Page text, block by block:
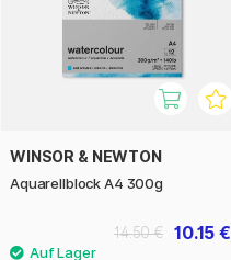
WINSOR & NEWTON
Aquarellblock A4 300g
10.15 €
14.50 €